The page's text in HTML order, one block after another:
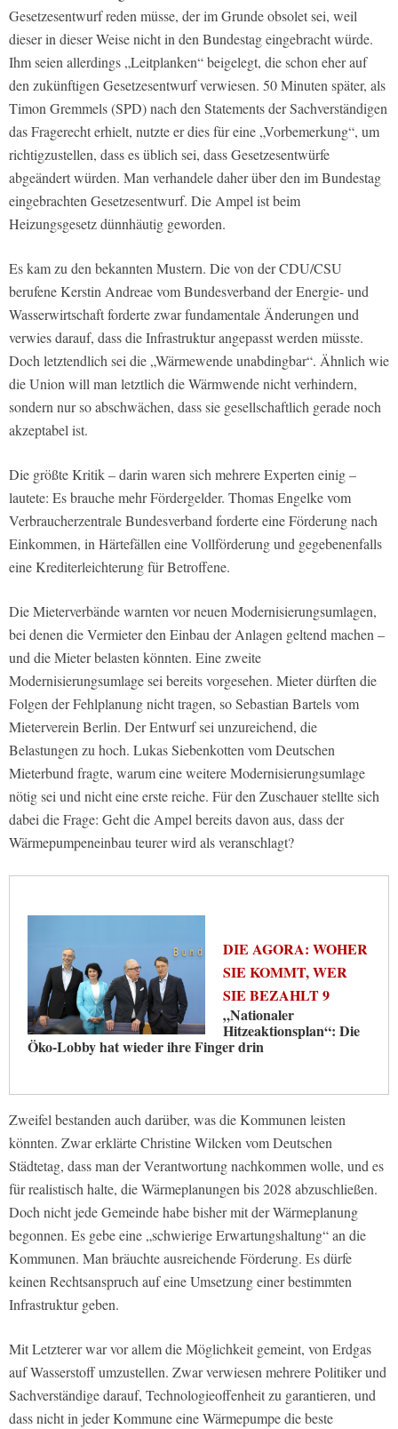
Gesetzesentwurf reden müsse, der im Grunde obsolet sei, weil
dieser in dieser Weise nicht in den Bundestag eingebracht würde.
Ihm seien allerdings „Leitplanken“ beigelegt, die schon eher auf
den zukünftigen Gesetzesentwurf verwiesen. 50 Minuten später, als
Timon Gremmels (SPD) nach den Statements der Sachverständigen
das Fragerecht erhielt, nutzte er dies für eine „Vorbemerkung“, um
richtigzustellen, dass es üblich sei, dass Gesetzesentwürfe
abgeändert würden. Man verhandele daher über den im Bundestag
eingebrachten Gesetzesentwurf. Die Ampel ist beim
Heizungsgesetz dünnhäutig geworden.
Es kam zu den bekannten Mustern. Die von der CDU/CSU
berufene Kerstin Andreae vom Bundesverband der Energie- und
Wasserwirtschaft forderte zwar fundamentale Änderungen und
verwies darauf, dass die Infrastruktur angepasst werden müsste.
Doch letztendlich sei die „Wärmewende unabdingbar“. Ähnlich wie
die Union will man letztlich die Wärmwende nicht verhindern,
sondern nur so abschwächen, dass sie gesellschaftlich gerade noch
akzeptabel ist.
Die größte Kritik – darin waren sich mehrere Experten einig –
lautete: Es brauche mehr Fördergelder. Thomas Engelke vom
Verbraucherzentrale Bundesverband forderte eine Förderung nach
Einkommen, in Härtefällen eine Vollförderung und gegebenenfalls
eine Krediterleichterung für Betroffene.
Die Mieterverbände warnten vor neuen Modernisierungsumlagen,
bei denen die Vermieter den Einbau der Anlagen geltend machen –
und die Mieter belasten könnten. Eine zweite
Modernisierungsumlage sei bereits vorgesehen. Mieter dürften die
Folgen der Fehlplanung nicht tragen, so Sebastian Bartels vom
Mieterverein Berlin. Der Entwurf sei unzureichend, die
Belastungen zu hoch. Lukas Siebenkotten vom Deutschen
Mieterbund fragte, warum eine weitere Modernisierungsumlage
nötig sei und nicht eine erste reiche. Für den Zuschauer stellte sich
dabei die Frage: Geht die Ampel bereits davon aus, dass der
Wärmepumpeneinbau teurer wird als veranschlagt?
DIE AGORA: WOHER
SIE KOMMT, WER
SIE BEZAHLT 9
„Nationaler
Hitzeaktionsplan“: Die
Öko-Lobby hat wieder ihre Finger drin
Zweifel bestanden auch darüber, was die Kommunen leisten
könnten. Zwar erklärte Christine Wilcken vom Deutschen
Städtetag, dass man der Verantwortung nachkommen wolle, und es
für realistisch halte, die Wärmeplanungen bis 2028 abzuschließen.
Doch nicht jede Gemeinde habe bisher mit der Wärmeplanung
begonnen. Es gebe eine „schwierige Erwartungshaltung“ an die
Kommunen. Man bräuchte ausreichende Förderung. Es dürfe
keinen Rechtsanspruch auf eine Umsetzung einer bestimmten
Infrastruktur geben.
Mit Letzterer war vor allem die Möglichkeit gemeint, von Erdgas
auf Wasserstoff umzustellen. Zwar verwiesen mehrere Politiker und
Sachverständige darauf, Technologieoffenheit zu garantieren, und
dass nicht in jeder Kommune eine Wärmepumpe die beste